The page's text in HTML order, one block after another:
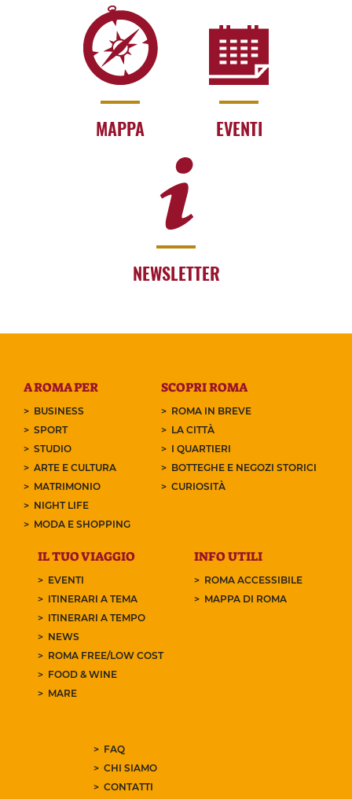
MAPPA EVENTI
NEWSLETTER
A ROMA PER
BUSINESS
SPORT
STUDIO
ARTE E CULTURA
MATRIMONIO
NIGHT LIFE
MODA E SHOPPING
SCOPRI ROMA
ROMA IN BREVE
LA CITTÀ
I QUARTIERI
BOTTEGHE E NEGOZI STORICI
CURIOSITÀ
IL TUO VIAGGIO
EVENTI
ITINERARI A TEMA
ITINERARI A TEMPO
NEWS
ROMA FREE/LOW COST
FOOD & WINE
MARE
INFO UTILI
ROMA ACCESSIBILE
MAPPA DI ROMA
FAQ
CHI SIAMO
CONTATTI